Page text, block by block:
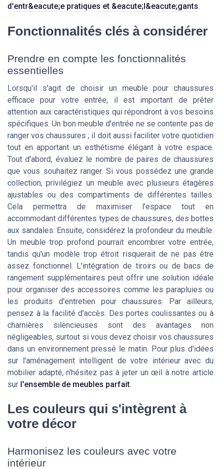
d'entr&eacute;e pratiques et &eacute;l&eacute;gants.
Fonctionnalités clés à considérer
Prendre en compte les fonctionnalités
essentielles
Lorsqu'il s'agit de choisir un meuble pour chaussures
efficace pour votre entrée, il est important de prêter
attention aux caractéristiques qui répondront à vos besoins
spécifiques. Un bon meuble d'entrée ne se contente pas de
ranger vos chaussures ; il doit aussi faciliter votre quotidien
tout en apportant un esthétisme élégant à votre espace.
Tout d'abord, évaluez le nombre de paires de chaussures
que vous souhaitez ranger. Si vous possédez une grande
collection, privilégiez un meuble avec plusieurs étagères
ajustables ou des compartiments de différentes tailles.
Cela permettra de maximiser l'espace tout en
accommodant différentes types de chaussures, des bottes
aux sandales. Ensuite, considérez la profondeur du meuble.
Un meuble trop profond pourrait encombrer votre entrée,
tandis qu'un modèle trop étroit risquerait de ne pas être
assez fonctionnel. L'intégration de tiroirs ou de bacs de
rangement supplémentaires peut offrir une solution idéale
pour organiser des accessoires comme les parapluies ou
les produits d'entretien pour chaussures. Par ailleurs,
pensez à la facilité d'accès. Des portes coulissantes ou à
charnières silencieuses sont des avantages non
négligeables, surtout si vous devez choisir vos chaussures
dans un environnement pressé le matin. Pour plus d'idées
sur l'aménagement intelligent de votre intérieur avec du
mobilier adapté, n'hésitez pas à jeter un œil à notre article
sur l'ensemble de meubles parfait.
Les couleurs qui s'intègrent à
votre décor
Harmonisez les couleurs avec votre
intérieur